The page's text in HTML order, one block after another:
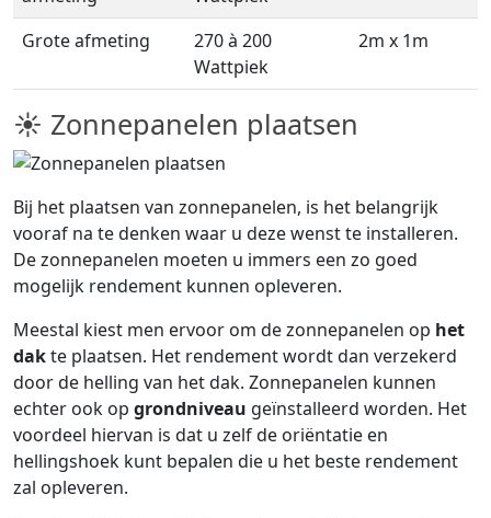
Grote afmeting
270 à 200
Wattpiek
2m x 1m
☀ Zonnepanelen plaatsen
Bij het plaatsen van zonnepanelen, is het belangrijk
vooraf na te denken waar u deze wenst te installeren.
De zonnepanelen moeten u immers een zo goed
mogelijk rendement kunnen opleveren.
Meestal kiest men ervoor om de zonnepanelen op het
dakte plaatsen. Het rendement wordt dan verzekerd
door de helling van het dak. Zonnepanelen kunnen
echter ook op grondniveau geïnstalleerd worden. Het
voordeel hiervan is dat u zelf de oriëntatie en
hellingshoek kunt bepalen die u het beste rendement
zal opleveren.